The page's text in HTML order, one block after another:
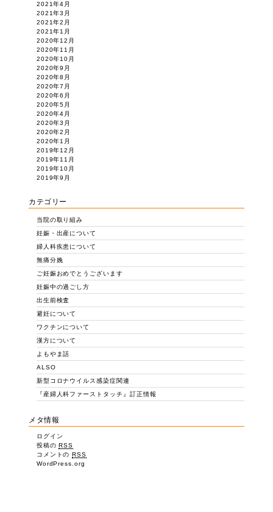
2021年4月
2021年3月
2021年2月
2021年1月
2020年12月
2020年11月
2020年10月
2020年9月
2020年8月
2020年7月
2020年6月
2020年5月
2020年4月
2020年3月
2020年2月
2020年1月
2019年12月
2019年11月
2019年10月
2019年9月
カテゴリー
当院の取り組み
妊娠・出産について
婦人科疾患について
無痛分娩
ご妊娠おめでとうございます
妊娠中の過ごし方
出生前検査
避妊について
ワクチンについて
漢方について
よもやま話
ALSO
新型コロナウイルス感染症関連
『産婦人科ファーストタッチ』訂正情報
メタ情報
ログイン
投稿のRSS
コメントのRSS
WordPress.org